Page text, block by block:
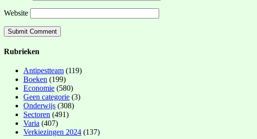
Website
Rubrieken
Antipestteam (119)
Boeken (199)
Economie (580)
Geen categorie (3)
Onderwijs (308)
Sectoren (491)
Varia (407)
Verkiezingen 2024 (137)